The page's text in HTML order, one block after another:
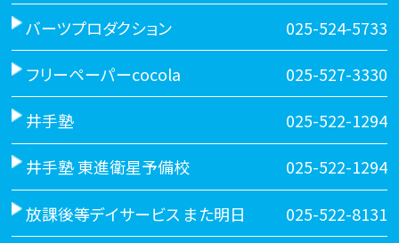
バーツプロダクション 025-524-5733
フリーペーパーcocola 025-527-3330
井手塾 025-522-1294
井手塾 東進衛星予備校 025-522-1294
放課後等デイサービス また明日 025-522-8131